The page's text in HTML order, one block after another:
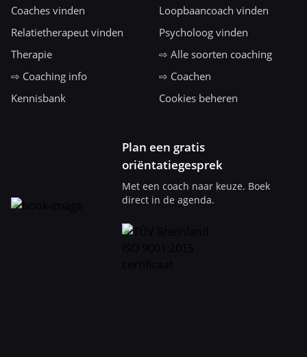
Coaches vinden
Loopbaancoach vinden
Relatietherapeut vinden
Psycholoog vinden
Therapie
⇨ Alle soorten coaching
⇨ Coaching info
⇨ Coachen
Kennisbank
Cookies beheren
Plan een gratis
oriëntatiegesprek
Met een coach naar keuze. Boek
direct in de agenda.